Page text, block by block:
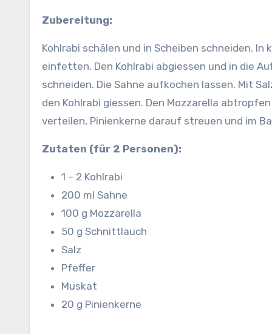
Zubereitung:
Kohlrabi schälen und in Scheiben schneiden.
einfetten. Den Kohlrabi abgiessen und in die
schneiden. Die Sahne aufkochen lassen. Mit
den Kohlrabi giessen. Den Mozzarella
verteilen, Pinienkerne darauf streuen und im
Zutaten (für 2 Personen):
1 – 2 Kohlrabi
200 ml Sahne
100 g Mozzarella
50 g Schnittlauch
Salz
Pfeffer
Muskat
20 g Pinienkerne